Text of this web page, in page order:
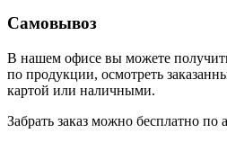
Самовывоз
В нашем офисе вы можете
по продукции, осмотреть
картой или наличными.
Забрать заказ можно бесплатно по